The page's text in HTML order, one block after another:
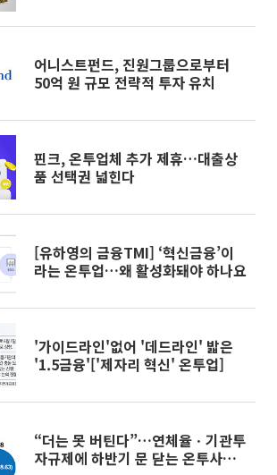
어니스트펀드, 진원그룹으로부터
50억 원 규모 전략적 투자 유치
핀크, 온투업체 추가 제휴…대출상
품 선택권 넓힌다
[유하영의 금융TMI] ‘혁신금융’이
라는 온투업…왜 활성화돼야 하나요
'가이드라인'없어 '데드라인' 밟은
'1.5금융'['제자리 혁신' 온투업]
“더는 못 버틴다”…연체율ㆍ기관투
자규제에 하반기 문 닫는 온투사